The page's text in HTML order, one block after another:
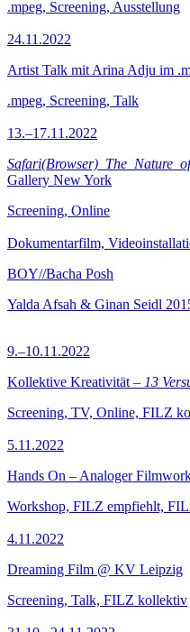
.mpeg, Screening, Ausstellung
24.11.2022
Artist Talk mit Arina Adju im
.mpeg, Screening, Talk
13.–17.11.2022
Gallery New York
Screening, Online
Dokumentarfilm,
BOY//Bacha Posh
Yalda Afsah & Ginan Seidl
9.–10.11.2022
Kollektive Kreativität – 13
Screening, TV, Online, FILZ
5.11.2022
Hands On – Analoger
Workshop, FILZ empfiehlt,
4.11.2022
Dreaming Film @ KV Leipzig
Screening, Talk, FILZ kollektiv